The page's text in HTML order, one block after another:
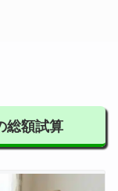
総額試算